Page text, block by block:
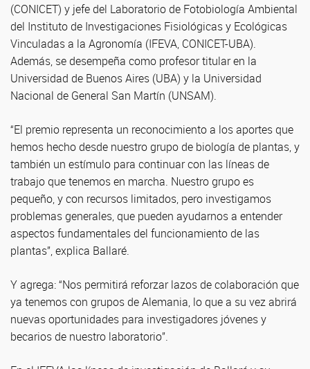
(CONICET) y jefe del Laboratorio de Fotobiología Ambiental
del Instituto de Investigaciones Fisiológicas y Ecológicas
Vinculadas a la Agronomía (IFEVA, CONICET-UBA).
Además, se desempeña como profesor titular en la
Universidad de Buenos Aires (UBA) y la Universidad
Nacional de General San Martín (UNSAM).
“El premio representa un reconocimiento a los aportes que
hemos hecho desde nuestro grupo de biología de plantas, y
también un estímulo para continuar con las líneas de
trabajo que tenemos en marcha. Nuestro grupo es
pequeño, y con recursos limitados, pero investigamos
problemas generales, que pueden ayudarnos a entender
aspectos fundamentales del funcionamiento de las
plantas”, explica Ballaré.
Y agrega: “Nos permitirá reforzar lazos de colaboración que
ya tenemos con grupos de Alemania, lo que a su vez abrirá
nuevas oportunidades para investigadores jóvenes y
becarios de nuestro laboratorio”.